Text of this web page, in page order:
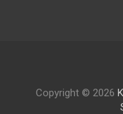
Copyright © 2026